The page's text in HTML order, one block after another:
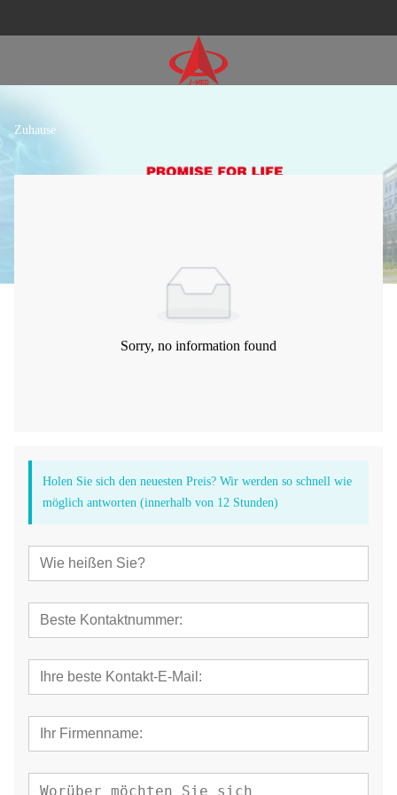
Zuhause
Sorry, no information found
Holen Sie sich den neuesten Preis? Wir werden so schnell wie
möglich antworten (innerhalb von 12 Stunden)